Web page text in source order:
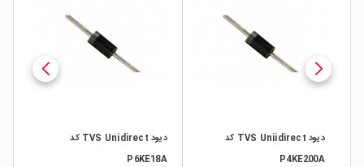
دیود TVS Uniidirect کد
P4KE200A
دیود TVS Unidirect کد
P6KE18A